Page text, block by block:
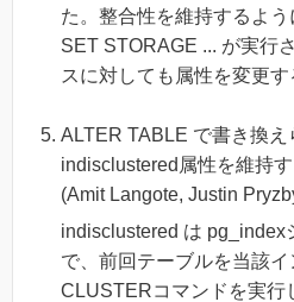
た。整合性を維持するよ
SET STORAGE ... が実行
スに対しても属性を変更す
ALTER TABLE で書き換
indisclustered属性を維持
(Amit Langote, Justin
indisclustered は pg_index
で、前回テーブルを当該
CLUSTERコマンドを実行